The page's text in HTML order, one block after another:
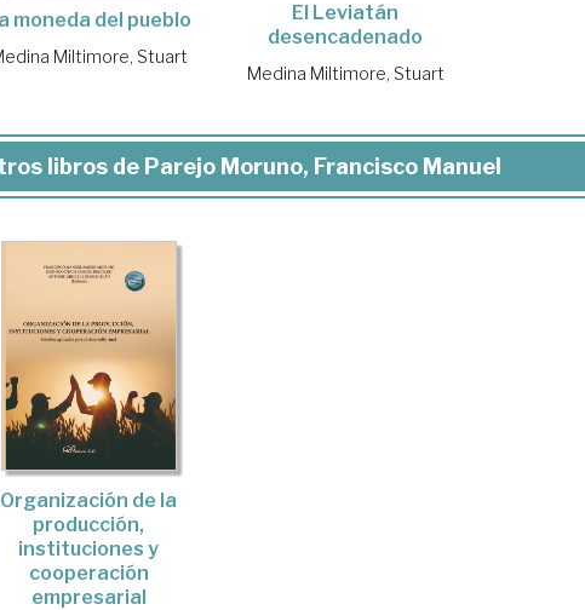
moneda del pueblo
Miltimore, Stuart
El Leviatán
desencadenado
Medina Miltimore, Stuart
libros de Parejo Moruno, Francisco Manuel
Organización de la
producción,
instituciones y
cooperación
empresarial